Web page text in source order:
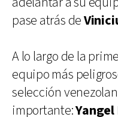
pase atrás de
A lo largo de la
equipo más
selección
importante: